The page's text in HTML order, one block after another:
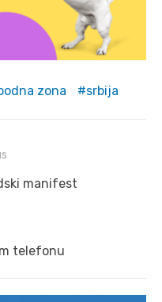
zona srbija
manifest
telefonu